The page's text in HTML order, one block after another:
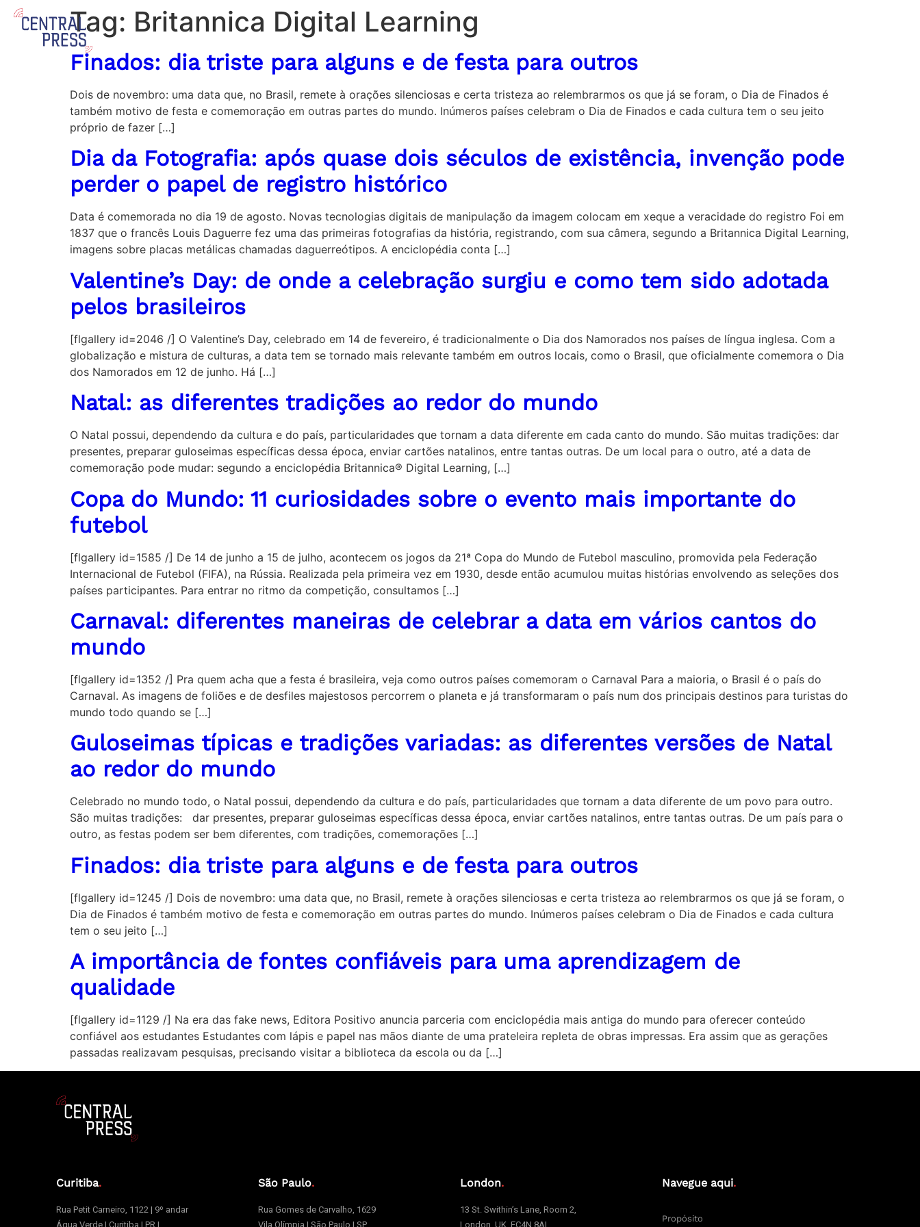
Tag: Britannica Digital Learning
Finados: dia triste para alguns e de festa para outros
Dois de novembro: uma data que, no Brasil, remete à orações silenciosas e certa tristeza ao relembrarmos os que já se foram, o Dia de Finados é
também motivo de festa e comemoração em outras partes do mundo. Inúmeros países celebram o Dia de Finados e cada cultura tem o seu jeito
próprio de fazer […]
Dia da Fotografia: após quase dois séculos de existência, invenção pode
perder o papel de registro histórico
Data é comemorada no dia 19 de agosto. Novas tecnologias digitais de manipulação da imagem colocam em xeque a veracidade do registro Foi em
1837 que o francês Louis Daguerre fez uma das primeiras fotografias da história, registrando, com sua câmera, segundo a Britannica Digital Learning,
imagens sobre placas metálicas chamadas daguerreótipos. A enciclopédia conta […]
Valentine’s Day: de onde a celebração surgiu e como tem sido adotada
pelos brasileiros
[flgallery id=2046 /] O Valentine’s Day, celebrado em 14 de fevereiro, é tradicionalmente o Dia dos Namorados nos países de língua inglesa. Com a
globalização e mistura de culturas, a data tem se tornado mais relevante também em outros locais, como o Brasil, que oficialmente comemora o Dia
dos Namorados em 12 de junho. Há […]
Natal: as diferentes tradições ao redor do mundo
O Natal possui, dependendo da cultura e do país, particularidades que tornam a data diferente em cada canto do mundo. São muitas tradições: dar
presentes, preparar guloseimas específicas dessa época, enviar cartões natalinos, entre tantas outras. De um local para o outro, até a data de
comemoração pode mudar: segundo a enciclopédia Britannica® Digital Learning, […]
Copa do Mundo: 11 curiosidades sobre o evento mais importante do
futebol
[flgallery id=1585 /] De 14 de junho a 15 de julho, acontecem os jogos da 21ª Copa do Mundo de Futebol masculino, promovida pela Federação
Internacional de Futebol (FIFA), na Rússia. Realizada pela primeira vez em 1930, desde então acumulou muitas histórias envolvendo as seleções dos
países participantes. Para entrar no ritmo da competição, consultamos […]
Carnaval: diferentes maneiras de celebrar a data em vários cantos do
mundo
[flgallery id=1352 /] Pra quem acha que a festa é brasileira, veja como outros países comemoram o Carnaval Para a maioria, o Brasil é o país do
Carnaval. As imagens de foliões e de desfiles majestosos percorrem o planeta e já transformaram o país num dos principais destinos para turistas do
mundo todo quando se […]
Guloseimas típicas e tradições variadas: as diferentes versões de Natal
ao redor do mundo
Celebrado no mundo todo, o Natal possui, dependendo da cultura e do país, particularidades que tornam a data diferente de um povo para outro.
São muitas tradições: dar presentes, preparar guloseimas específicas dessa época, enviar cartões natalinos, entre tantas outras. De um país para o
outro, as festas podem ser bem diferentes, com tradições, comemorações […]
Finados: dia triste para alguns e de festa para outros
[flgallery id=1245 /] Dois de novembro: uma data que, no Brasil, remete à orações silenciosas e certa tristeza ao relembrarmos os que já se foram, o
Dia de Finados é também motivo de festa e comemoração em outras partes do mundo. Inúmeros países celebram o Dia de Finados e cada cultura
tem o seu jeito […]
A importância de fontes confiáveis para uma aprendizagem de
qualidade
[flgallery id=1129 /] Na era das fake news, Editora Positivo anuncia parceria com enciclopédia mais antiga do mundo para oferecer conteúdo
confiável aos estudantes Estudantes com lápis e papel nas mãos diante de uma prateleira repleta de obras impressas. Era assim que as gerações
passadas realizavam pesquisas, precisando visitar a biblioteca da escola ou da […]
Curitiba.
Rua Petit Carneiro, 1122 | 9º andar
Água Verde | Curitiba | PR |
São Paulo.
Rua Gomes de Carvalho, 1629
Vila Olímpia | São Paulo | SP
London.
13 St. Swithin’s Lane, Room 2,
London, UK, EC4N 8AL
Navegue aqui.
Propósito